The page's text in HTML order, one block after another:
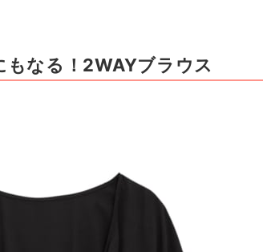
なる！2WAYブラウス